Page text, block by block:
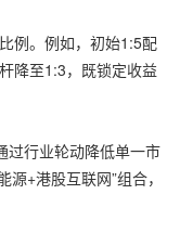
例。例如，初始1:5配
降至1:3，既锁定收益
过行业轮动降低单一市
+港股互联网”组合，